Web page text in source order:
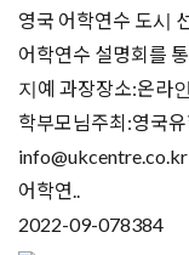
영국 어학연수 도시
어학연수 설명회를
지예 과장장소:온라
학부모님주최:영국
info@ukcentre.co.kr
어학연..
2022-09-078384